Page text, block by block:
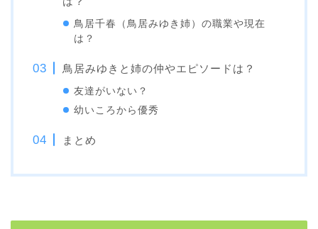
鳥居千春（鳥居みゆき姉）の職業や現在
は？
鳥居みゆきと姉の仲やエピソードは？
友達がいない？
幼いころから優秀
まとめ